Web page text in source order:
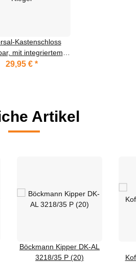
Kastenschloss
mit integriertem
Riegel
29,95 € *
Artikel
Böckmann Kipper DK-AL
3218/35 P (20)